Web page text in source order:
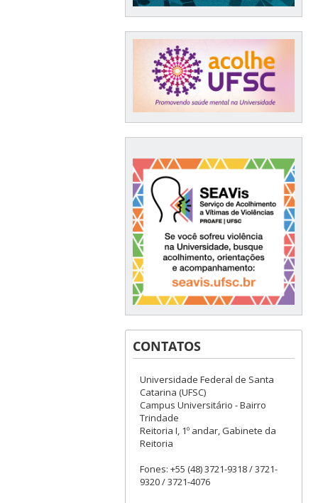
CONTATOS
Universidade Federal de Santa
Catarina (UFSC)
Campus Universitário - Bairro
Trindade
Reitoria I, 1º andar, Gabinete da
Reitoria
Fones: +55 (48) 3721-9318 / 3721-
9320 / 3721-4076